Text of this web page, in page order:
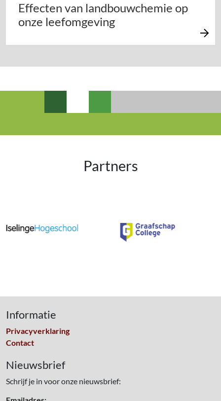
Effecten van landbouwchemie op
onze leefomgeving
Partners
Informatie
Privacyverklaring
Contact
Nieuwsbrief
Schrijf je in voor onze nieuwsbrief: